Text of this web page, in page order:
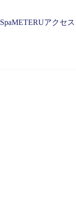
SpaMETERUアクセス